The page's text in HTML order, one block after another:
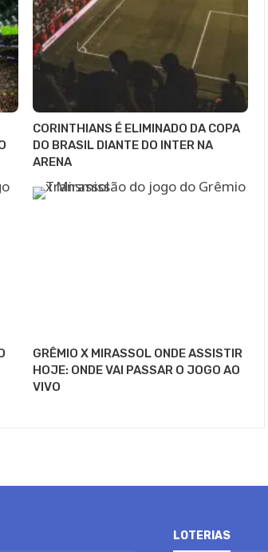
CORINTHIANS É ELIMINADO DA COPA
DO BRASIL DIANTE DO INTER NA
ARENA
GRÊMIO X MIRASSOL ONDE ASSISTIR
HOJE: ONDE VAI PASSAR O JOGO AO
VIVO
LOTERIAS